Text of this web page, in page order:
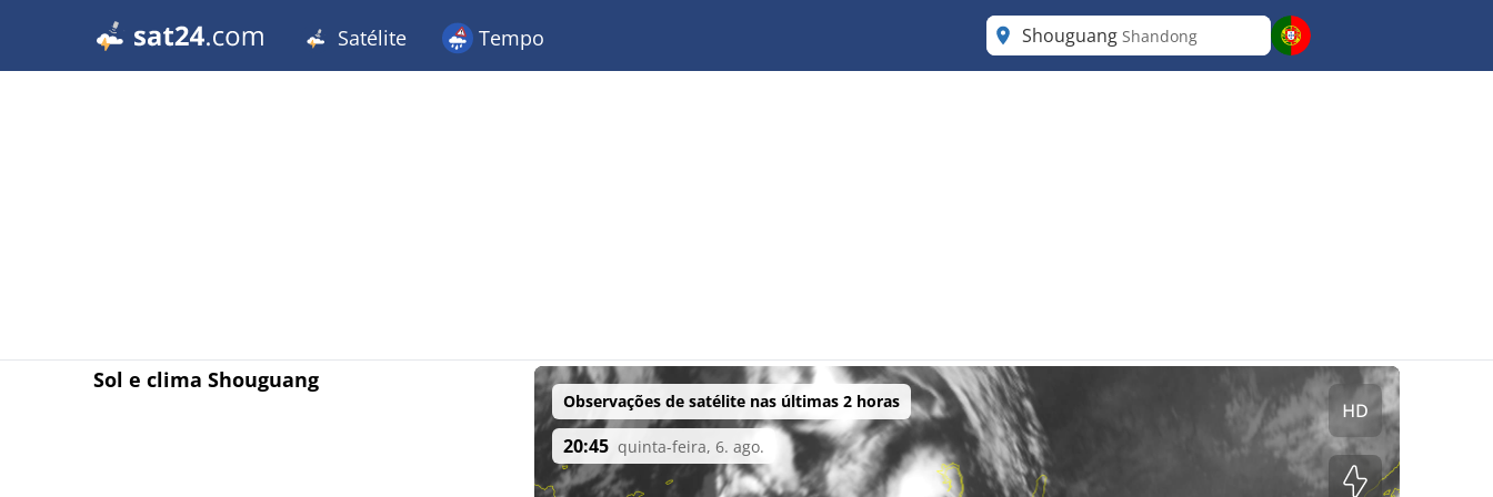
Satélite Tempo Shouguang Shandong
Sol e clima Shouguang
Observações de satélite nas últimas 2 horas
20:45 quinta-feira, 6. ago.